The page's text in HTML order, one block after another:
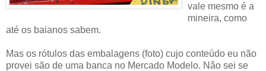
vale mesmo é a
mineira, como
até os baianos sabem.
Mas os rótulos das embalagens (foto) cujo conteúdo eu não
provei são de uma banca no Mercado Modelo. Nâo sei se